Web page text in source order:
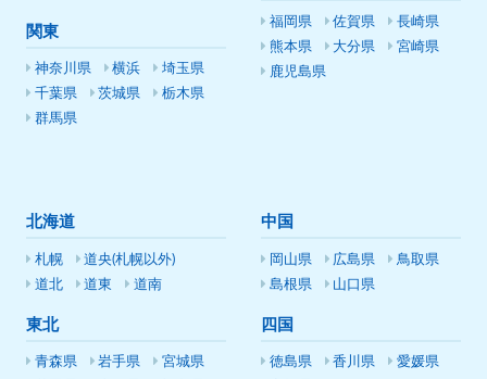
関東
神奈川県 横浜
埼玉県
千葉県
茨城県
栃木県
群馬県
福岡県 佐賀県
長崎県
熊本県
大分県
宮崎県
鹿児島県
北海道
札幌
道央(札幌以外)
道北
道東 道南
東北
青森県 岩手県
宮城県
中国
岡山県 広島県
鳥取県
島根県
山口県
四国
徳島県 香川県
愛媛県